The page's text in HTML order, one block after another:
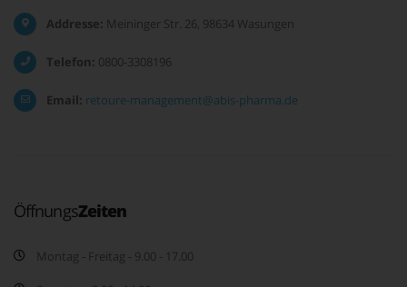
Addresse: Meininger Str. 26, 98634 Wasungen
Telefon: 0800-3308196
Email: retoure-management@abis-pharma.de
ÖffnungsZeiten
Montag - Freitag - 9.00 - 17.00